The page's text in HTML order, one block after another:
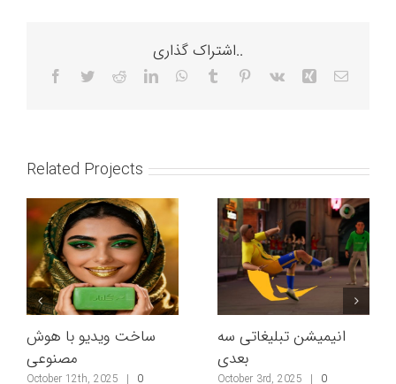
اشتراک گذاری..
Facebook
TwitterRedditLinkedInWhatsApp
Tumblr Pinterest
Vk Xing Email
Related Projects
ساخت ویدیو با هوش
مصنوعی
October 12th, 2025 | 0
انیمیشن تبلیغاتی سه
بعدی
October 3rd, 2025 | 0